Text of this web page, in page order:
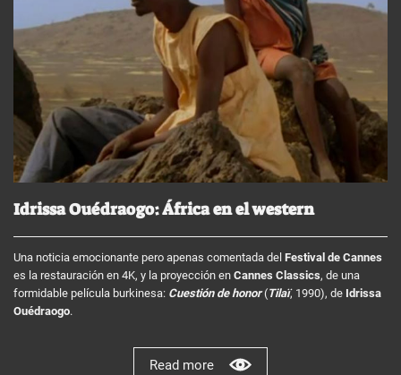
Idrissa Ouédraogo: África en el western
Una noticia emocionante pero apenas comentada del Festival de Cannes
es la restauración en 4K, y la proyección en Cannes Classics, de una
formidable película burkinesa: Cuestión de honor(Tilaï, 1990), de Idrissa
Ouédraogo.
Read more